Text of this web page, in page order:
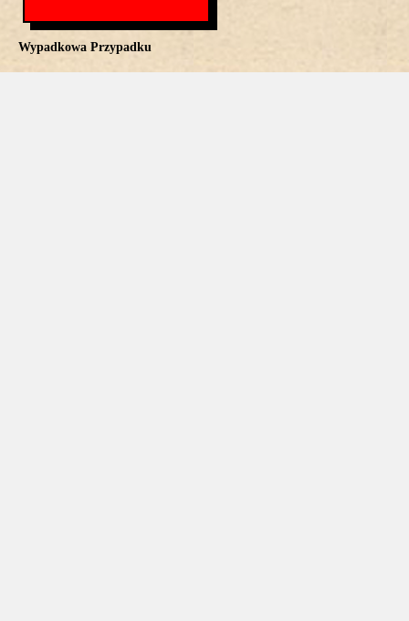
Wypadkowa Przypadku